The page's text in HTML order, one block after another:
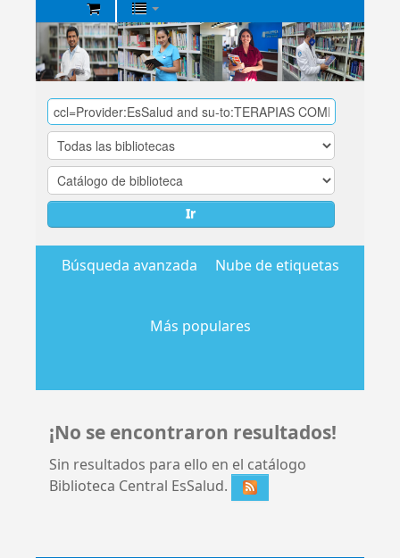
Biblioteca
Central
EsSalud
Ir
Búsqueda avanzada Nube de etiquetas
Más populares
¡No se encontraron resultados!
Sin resultados para ello en el catálogo
Biblioteca Central EsSalud.